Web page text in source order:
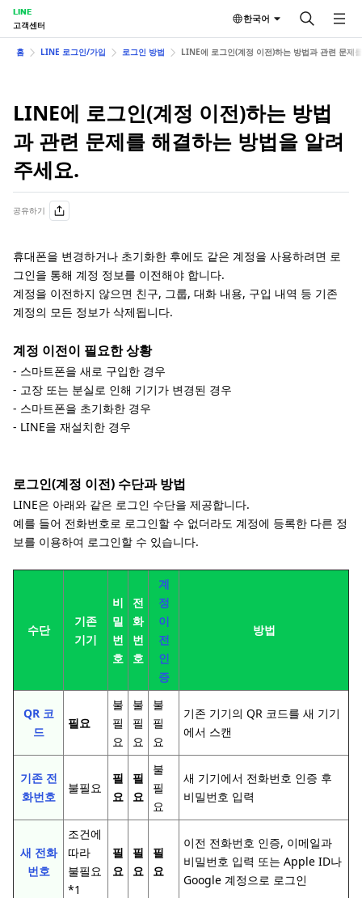
LINE
고객센터
한국어
홈 LINE 로그인/가입 로그인 방법 LINE에 로그인(계정 이전)하는 방법과 관련 문제
LINE에 로그인(계정 이전)하는 방법
과 관련 문제를 해결하는 방법을 알려
주세요.
공유하기
휴대폰을 변경하거나 초기화한 후에도 같은 계정을 사용하려면 로
그인을 통해 계정 정보를 이전해야 합니다.
계정을 이전하지 않으면 친구, 그룹, 대화 내용, 구입 내역 등 기존
계정의 모든 정보가 삭제됩니다.
계정 이전이 필요한 상황
- 스마트폰을 새로 구입한 경우
- 고장 또는 분실로 인해 기기가 변경된 경우
- 스마트폰을 초기화한 경우
- LINE을 재설치한 경우
로그인(계정 이전) 수단과 방법
LINE은 아래와 같은 로그인 수단을 제공합니다.
예를 들어 전화번호로 로그인할 수 없더라도 계정에 등록한 다른 정
보를 이용하여 로그인할 수 있습니다.
수단
기존
기기
비
밀
번
호
전
화
번
호
계
정
이
전
인
증
방법
QR 코
드
필요
불
필
요
불
필
요
불
필
요
기존 기기의 QR 코드를 새 기기
에서 스캔
기존 전
화번호
불필요
필
요
필
요
불
필
요
새 기기에서 전화번호 인증 후
비밀번호 입력
새 전화
번호
조건에
따라
불필요
*1
필
요
필
요
필
요
이전 전화번호 인증, 이메일과
비밀번호 입력 또는 Apple ID나
Google 계정으로 로그인